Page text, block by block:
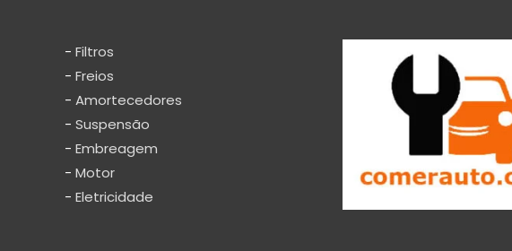
- Filtros
- Freios
- Amortecedores
- Suspensão
- Embreagem
- Motor
- Eletricidade